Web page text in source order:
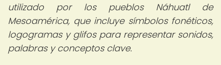
utilizado por los pueblos Náhuatl de
Mesoamérica, que incluye símbolos fonéticos,
logogramas y glifos para representar sonidos,
palabras y conceptos clave.